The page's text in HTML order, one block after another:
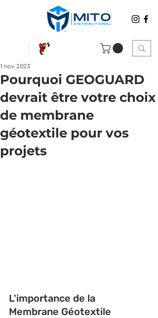
Pourquoi GEOGUARD
devrait être votre choix
de membrane
géotextile pour vos
projets
1 nov. 2023
L'importance de la
Membrane Géotextile